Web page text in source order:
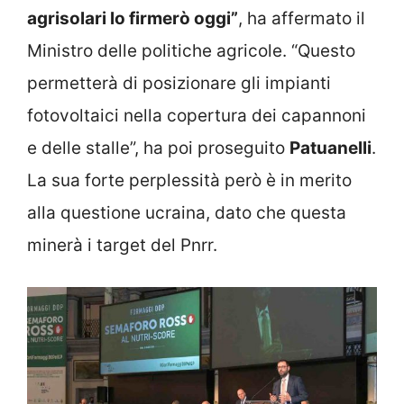
agrisolari lo firmerò oggi”, ha affermato il
Ministro delle politiche agricole. “Questo
permetterà di posizionare gli impianti
fotovoltaici nella copertura dei capannoni
e delle stalle”, ha poi proseguito Patuanelli.
La sua forte perplessità però è in merito
alla questione ucraina, dato che questa
minerà i target del Pnrr.